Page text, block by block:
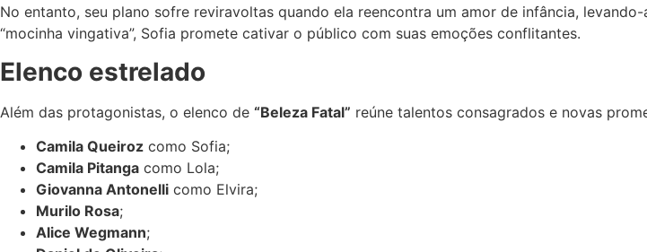
No entanto, seu plano sofre reviravoltas quando ela reencontra um amor de infância,
“mocinha vingativa”, Sofia promete cativar o público com suas emoções conflitantes.
Elenco estrelado
Além das protagonistas, o elenco de “Beleza Fatal” reúne talentos consagrados e novas
Camila Queiroz como Sofia;
Camila Pitanga como Lola;
Giovanna Antonelli como Elvira;
Murilo Rosa;
Alice Wegmann;